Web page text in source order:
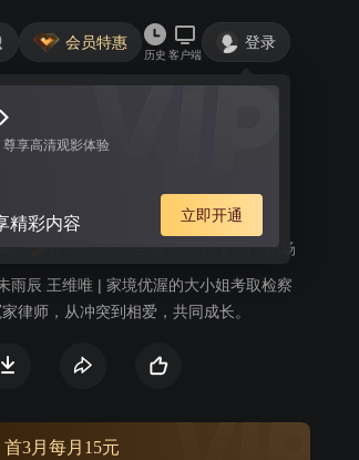
会员特惠
历史 客户端
登录
享高清观影体验
精彩内容 立即开通
讨论
8.3分 人间宝酷 都市 剧情 职场
雨辰 王维唯 | 家境优渥的大小姐考取检察
律师，从冲突到相爱，共同成长。
首3月每月15元